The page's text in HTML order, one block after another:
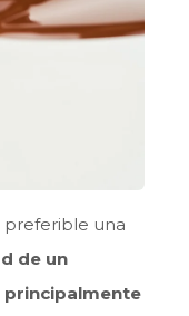
preferible una
de un
principalmente